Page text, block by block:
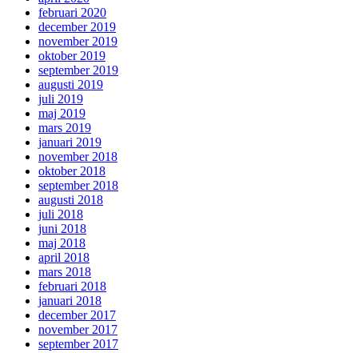
februari 2020
december 2019
november 2019
oktober 2019
september 2019
augusti 2019
juli 2019
maj 2019
mars 2019
januari 2019
november 2018
oktober 2018
september 2018
augusti 2018
juli 2018
juni 2018
maj 2018
april 2018
mars 2018
februari 2018
januari 2018
december 2017
november 2017
september 2017